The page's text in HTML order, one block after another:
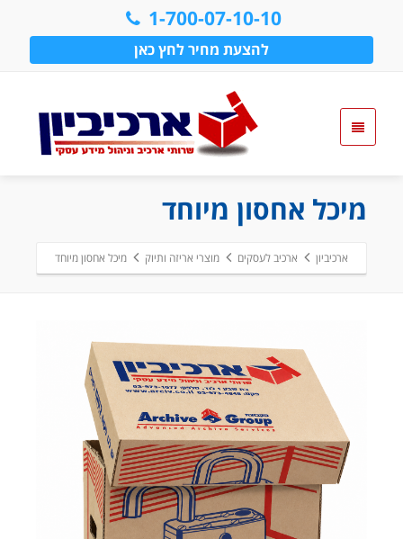
1-700-07-10-10
להצעת מחיר לחץ כאן
מיכל אחסון מיוחד
ארכיביון ארכיב לעסקים מוצרי אריזה ותיוק מיכל אחסון מיוחד